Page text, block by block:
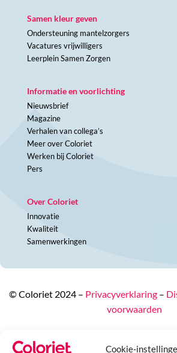
Cookie-
Samen kleur geven
Ondersteuning mantelzorgers
Vacatures vrijwilligers
Leerplein Samen Zorgen
Informatie en voorlichting
Nieuwsbrief
Magazine
Verhalen van collega’s
Meer over Coloriet
Werken bij Coloriet
Pers
Over Coloriet
Innovatie
Kwaliteit
Samenwerkingen
© Coloriet 2024 – Privacyverklaring–
voorwaarden